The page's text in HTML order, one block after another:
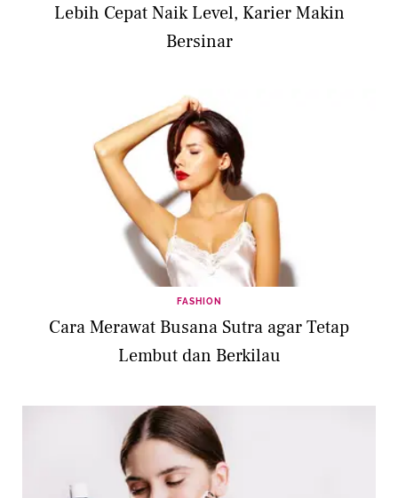
Lebih Cepat Naik Level, Karier Makin
Bersinar
FASHION
Cara Merawat Busana Sutra agar Tetap
Lembut dan Berkilau